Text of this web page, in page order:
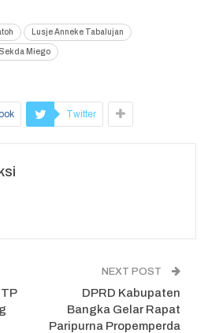
Lusje Anneke Tabalujan
Sekda Miego
Twitter
NEXT POST
DPRD Kabupaten
Bangka Gelar Rapat
Paripurna Propemperda